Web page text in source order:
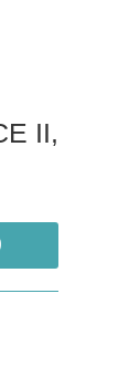
II,